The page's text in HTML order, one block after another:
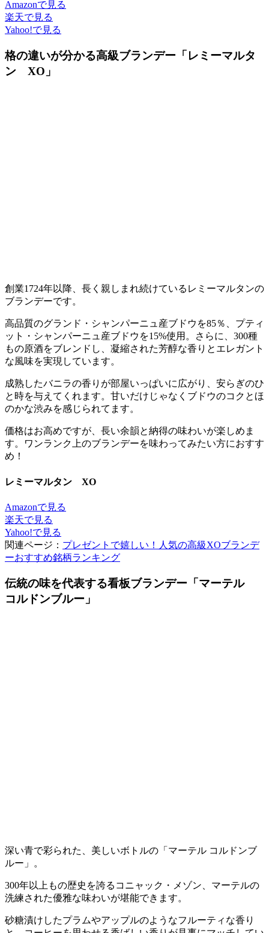
Amazonで見る
楽天で見る
Yahoo!で見る
格の違いが分かる高級ブランデー「レミーマルタ
ン XO」
創業1724年以降、長く親しまれ続けているレミーマルタンの
ブランデーです。
高品質のグランド・シャンパーニュ産ブドウを85％、プティ
ット・シャンパーニュ産ブドウを15%使用。さらに、300種
もの原酒をブレンドし、凝縮された芳醇な香りとエレガント
な風味を実現しています。
成熟したバニラの香りが部屋いっぱいに広がり、安らぎのひ
と時を与えてくれます。甘いだけじゃなくブドウのコクとほ
のかな渋みを感じられてます。
価格はお高めですが、長い余韻と納得の味わいが楽しめま
す。ワンランク上のブランデーを味わってみたい方におすす
め！
レミーマルタン XO
Amazonで見る
楽天で見る
Yahoo!で見る
関連ページ： プレゼントで嬉しい！人気の高級XOブランデ
ーおすすめ銘柄ランキング
伝統の味を代表する看板ブランデー「マーテル
コルドンブルー」
深い青で彩られた、美しいボトルの「マーテル コルドンブ
ルー」。
300年以上もの歴史を誇るコニャック・メゾン、マーテルの
洗練された優雅な味わいが堪能できます。
砂糖漬けしたプラムやアップルのようなフルーティな香り